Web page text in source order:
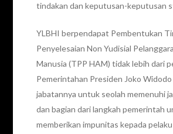
tindakan dan keputusan-keputusan
YLBHI berpendapat Pembentukan
Penyelesaian Non Yudisial
Manusia (TPP HAM) tidak lebih dari
Pemerintahan Presiden Joko Widodo
jabatannya untuk seolah memenuhi
dan bagian dari langkah pemerintah
memberikan impunitas kepada